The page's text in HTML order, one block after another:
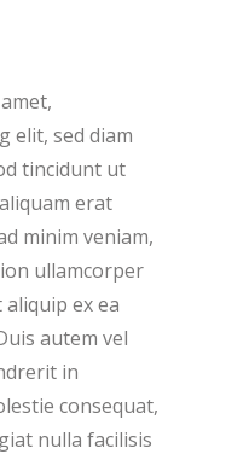
elit, sed diam
tincidunt ut
erat
minim veniam,
ullamcorper
ex ea
autem vel
in
consequat,
nulla facilisis